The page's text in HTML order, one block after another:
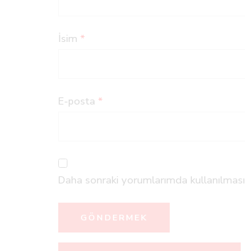
İsim *
E-posta *
Daha sonraki yorumlarımda